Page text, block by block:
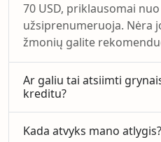
70 USD, priklausomai
užsiprenumeruoja. Nėra
žmonių galite
Ar galiu tai atsiimti
kreditu?
Kada atvyks mano atlygis?